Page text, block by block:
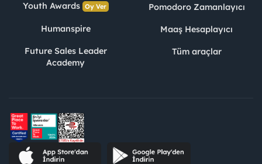
Youth Awards Oy Ver
Humanspire
Future Sales Leader
Academy
Pomodoro Zamanlayıcı
Maaş Hesaplayıcı
Tüm araçlar